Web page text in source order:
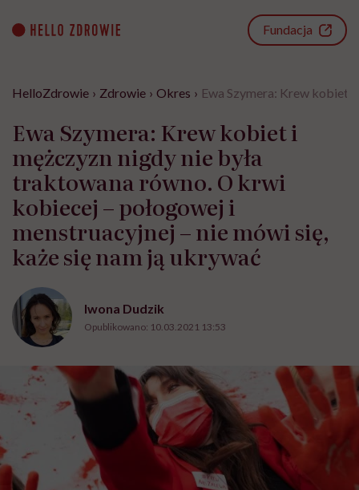
content
Fundacja
HelloZdrowie › Zdrowie › Okres › Ewa Szymera: Krew kobiet
Ewa Szymera: Krew kobiet i
mężczyzn nigdy nie była
traktowana równo. O krwi
kobiecej – połogowej i
menstruacyjnej – nie mówi się,
każe się nam ją ukrywać
Iwona Dudzik
Opublikowano: 10.03.2021 13:53